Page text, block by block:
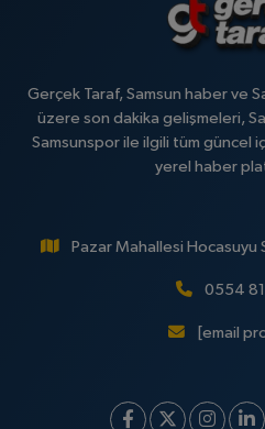
Gerçek Taraf, Samsun haber ve
üzere son dakika gelişmeleri,
Samsunspor ile ilgili tüm güncel
yerel haber
Pazar Mahallesi Hocasuyu
0554
[email